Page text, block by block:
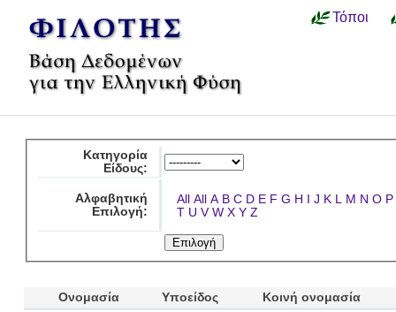
Τόποι
Κατηγορία
Είδους:
Αλφαβητική
Επιλογή:
All All A B C D E F G H I J K L M N O P
T U V W X Y Z
Ονομασία Υποείδος
Κοινή ονομασία